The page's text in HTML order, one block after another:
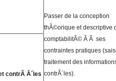
Passer de la conception
thÃ©orique et descriptive
comptabilitÃ© Ã Â ses
contraintes pratiques
traitement des
contrÃ´les).
contrÃ Â´les